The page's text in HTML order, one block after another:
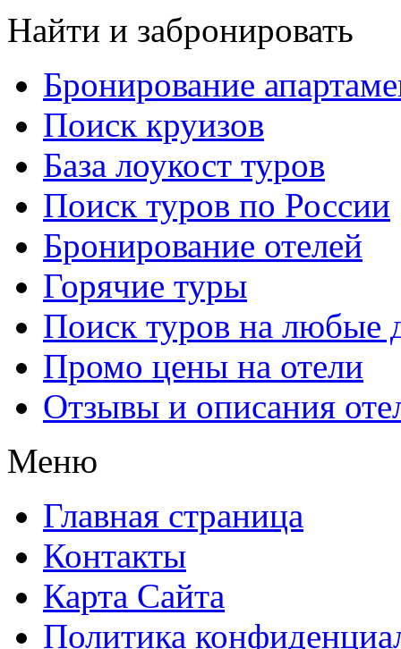
Найти и забронировать
Бронирование
Поиск круизов
База лоукост туров
Поиск туров по России
Бронирование отелей
Горячие туры
Поиск туров на любые
Промо цены на отели
Отзывы и описания
Меню
Главная страница
Контакты
Карта Сайта
Политика